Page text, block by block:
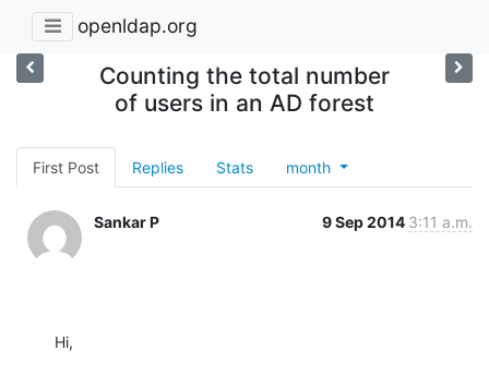
openldap.org
Counting the total number
of users in an AD forest
First Post Replies Stats month
Sankar P 9 Sep 2014 3:11 a.m.
Hi,